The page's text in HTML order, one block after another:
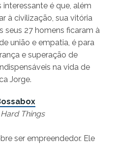
interessante é que, além
à civilização, sua vitória
27 homens ficaram à
união e empatia, é para
e superação de
na vida de
Jorge.
Things
ser empreendedor. Ele